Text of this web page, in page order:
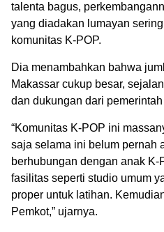
talenta bagus,
yang diadakan lumayan
komunitas K-POP.
Dia menambahkan bahwa
Makassar cukup besar,
dan dukungan dari
“Komunitas K-POP ini
saja selama ini belum pernah
berhubungan dengan anak K-
fasilitas seperti studio umum
proper untuk latihan.
Pemkot,” ujarnya.